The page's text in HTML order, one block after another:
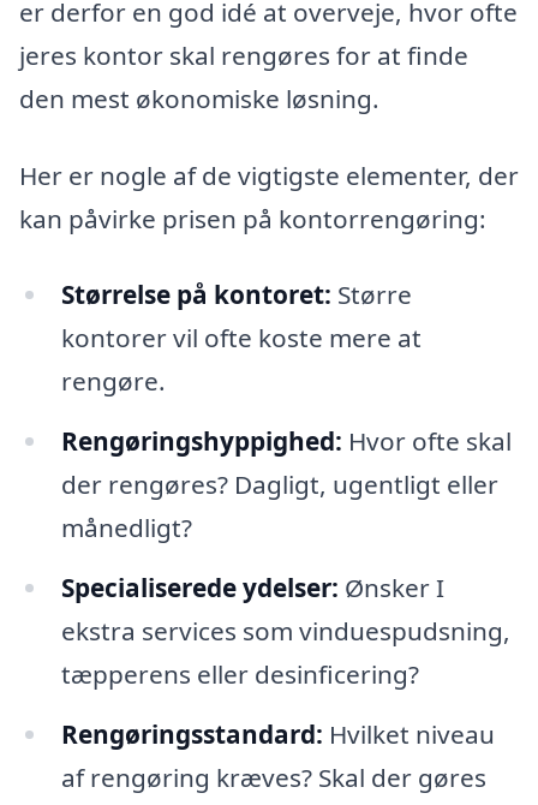
er derfor en god idé at overveje, hvor ofte
jeres kontor skal rengøres for at finde
den mest økonomiske løsning.
Her er nogle af de vigtigste elementer, der
kan påvirke prisen på kontorrengøring:
Størrelse på kontoret: Større
kontorer vil ofte koste mere at
rengøre.
Rengøringshyppighed: Hvor ofte skal
der rengøres? Dagligt, ugentligt eller
månedligt?
Specialiserede ydelser: Ønsker I
ekstra services som vinduespudsning,
tæpperens eller desinficering?
Rengøringsstandard: Hvilket niveau
af rengøring kræves? Skal der gøres